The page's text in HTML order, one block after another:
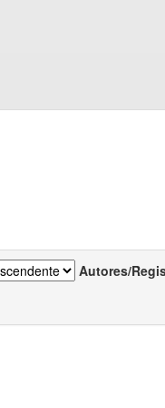
Autores/